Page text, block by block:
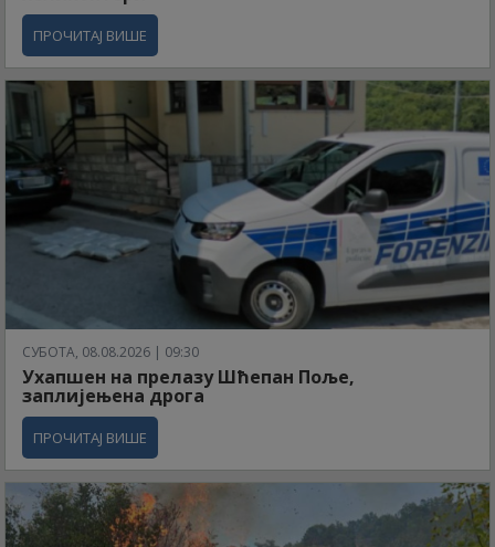
ПРОЧИТАЈ ВИШЕ
СУБОТА, 08.08.2026 | 09:30
Ухапшен на прелазу Шћепан Поље,
заплијењена дрога
ПРОЧИТАЈ ВИШЕ